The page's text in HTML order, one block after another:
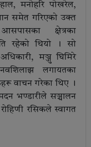
मनोहरि पोखरेल,
समेत गरिएको उक्त
क्षेत्रका
रहेको थियो । सो
मञ्जु घिमिरे
लगायतका
वाचन गरेका थिए ।
भण्डारीले सञ्चालन
रसिकले स्वागत